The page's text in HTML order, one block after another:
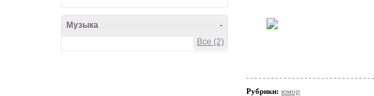
-
Музыка
Все (2)
Рубрики: юмор